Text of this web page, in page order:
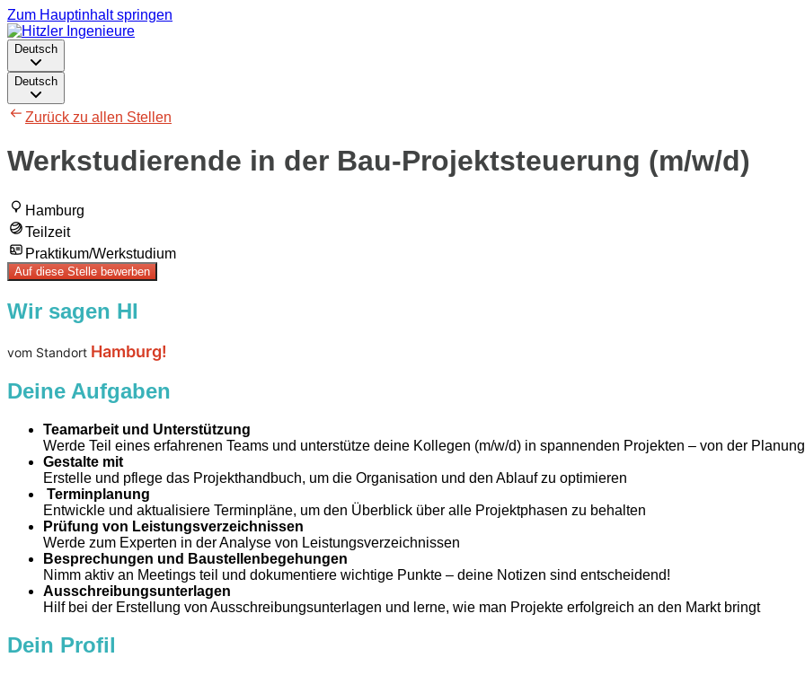
Zum Hauptinhalt springen
Deutsch
Deutsch
Zurück zu allen Stellen
Werkstudierende in der Bau-Projektsteuerung (m/w/d)
Hamburg
Teilzeit
Praktikum/Werkstudium
Auf diese Stelle bewerben
Wir sagen HI
vom Standort Hamburg!
Deine Aufgaben
Teamarbeit und Unterstützung
Werde Teil eines erfahrenen Teams und unterstütze deine Kollegen (m/w/d) in spannenden Projekten – von der
Gestalte mit
Erstelle und pflege das Projekthandbuch, um die Organisation und den Ablauf zu optimieren
Terminplanung
Entwickle und aktualisiere Terminpläne, um den Überblick über alle Projektphasen zu behalten
Prüfung von Leistungsverzeichnissen
Werde zum Experten in der Analyse von Leistungsverzeichnissen
Besprechungen und Baustellenbegehungen
Nimm aktiv an Meetings teil und dokumentiere wichtige Punkte – deine Notizen sind entscheidend!
Ausschreibungsunterlagen
Hilf bei der Erstellung von Ausschreibungsunterlagen und lerne, wie man Projekte erfolgreich an den Markt bringt
Dein Profil